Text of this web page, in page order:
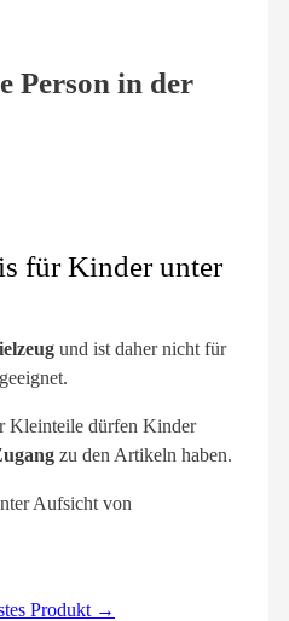
Person in der
und ist daher nicht für
geeignet.
Kleinteile dürfen Kinder
zu den Artikeln haben.
Aufsicht von
Produkt →